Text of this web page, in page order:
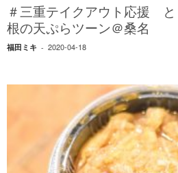
＃三重テイクアウト応援
根の天ぷらツーン＠桑名
福田ミキ - 2020-04-18